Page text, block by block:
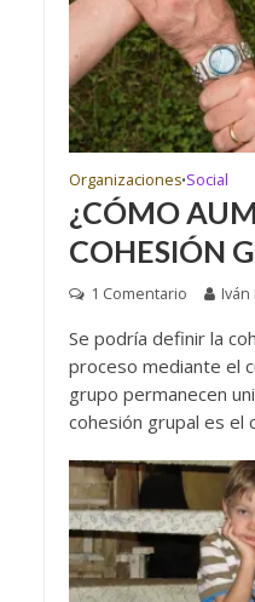
Organizaciones•Social
¿CÓMO
COHESIÓN
1 Comentario Iván
Se podría definir la
proceso mediante el
grupo permanecen
cohesión grupal es el